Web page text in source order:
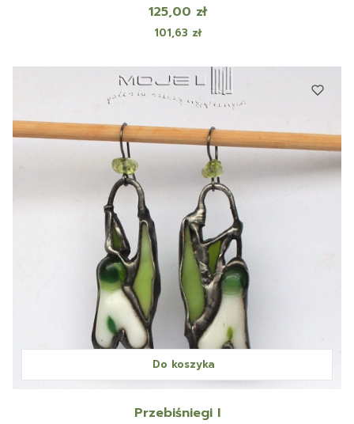
Cena
125,00 zł
Cena
101,63 zł
Do koszyka
Przebiśniegi I